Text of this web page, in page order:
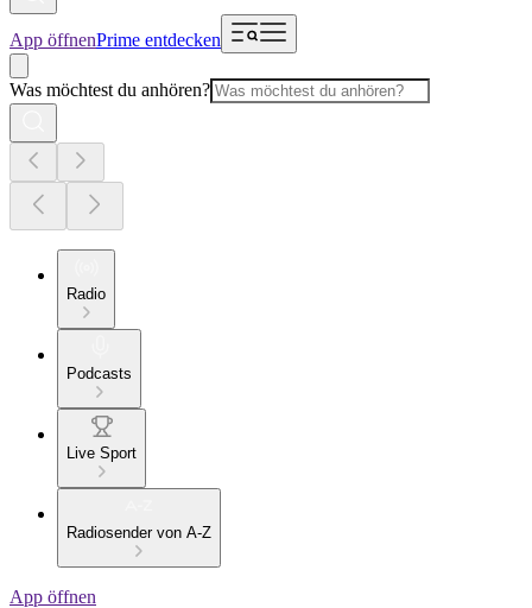
App öffnenPrime entdecken
Was möchtest du anhören?
Radio
Podcasts
Live Sport
Radiosender von A-Z
App öffnen